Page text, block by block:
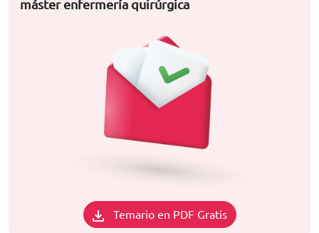
máster enfermería quirúrgica
Temario en PDF Gratis